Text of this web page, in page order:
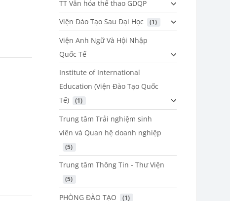
TT Văn hóa thể thao GDQP
Viện Đào Tạo Sau Đại Học
(1)
Viện Anh Ngữ Và Hội Nhập
Quốc Tế
Institute of International
Education (Viện Đào Tạo Quốc
Tế)
(1)
Trung tâm Trải nghiệm sinh
viên và Quan hệ doanh nghiệp
(5)
Trung tâm Thông Tin - Thư Viện
(5)
PHÒNG ĐÀO TẠO (1)